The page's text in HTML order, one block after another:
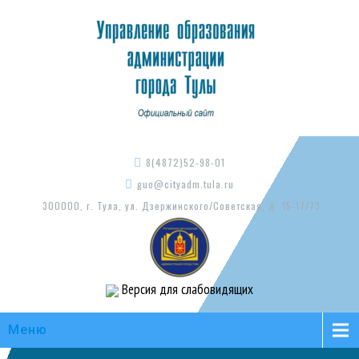
8(4872)52-98-01
guo@cityadm.tula.ru
300000, г. Тула, ул. Дзержинского/Советская, д. 15-17/73
Версия для слабовидящих
Меню